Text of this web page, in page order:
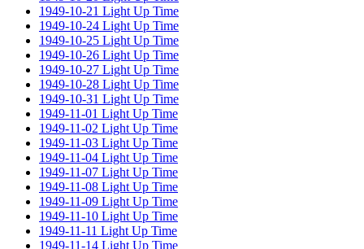
1949-10-21 Light Up Time
1949-10-24 Light Up Time
1949-10-25 Light Up Time
1949-10-26 Light Up Time
1949-10-27 Light Up Time
1949-10-28 Light Up Time
1949-10-31 Light Up Time
1949-11-01 Light Up Time
1949-11-02 Light Up Time
1949-11-03 Light Up Time
1949-11-04 Light Up Time
1949-11-07 Light Up Time
1949-11-08 Light Up Time
1949-11-09 Light Up Time
1949-11-10 Light Up Time
1949-11-11 Light Up Time
1949-11-14 Light Up Time